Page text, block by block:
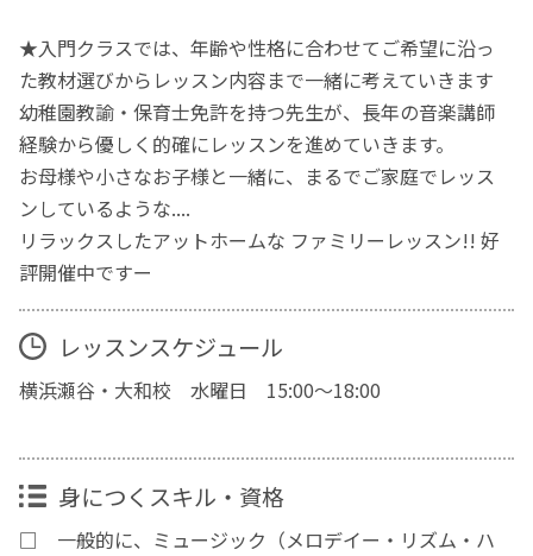
★入門クラスでは、年齢や性格に合わせてご希望に沿っ
た教材選びからレッスン内容まで一緒に考えていきます
幼稚園教諭・保育士免許を持つ先生が、長年の音楽講師
経験から優しく的確にレッスンを進めていきます。
お母様や小さなお子様と一緒に、まるでご家庭でレッス
ンしているような....
リラックスしたアットホームな ファミリーレッスン!! 好
評開催中ですー
レッスンスケジュール
横浜瀬谷・大和校 水曜日 15:00～18:00
身につくスキル・資格
□ 一般的に、ミュージック（メロデイー・リズム・ハ